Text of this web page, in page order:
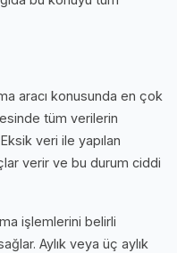
aracı konusunda en çok
tüm verilerin
veri ile yapılan
verir ve bu durum ciddi
işlemlerini belirli
Aylık veya üç aylık